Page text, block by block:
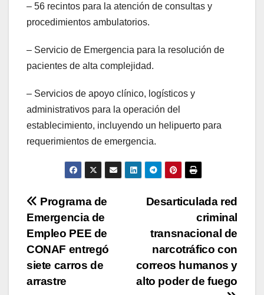
– 56 recintos para la atención de consultas y
procedimientos ambulatorios.
– Servicio de Emergencia para la resolución de
pacientes de alta complejidad.
– Servicios de apoyo clínico, logísticos y
administrativos para la operación del
establecimiento, incluyendo un helipuerto para
requerimientos de emergencia.
Navegación
de
entradas
Desarticulada red
criminal
transnacional de
narcotráfico con
correos humanos y
alto poder de fuego
Programa de
Emergencia de
Empleo PEE de
CONAF entregó
siete carros de
arrastre